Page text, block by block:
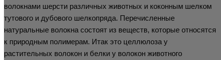
волокнами шерсти различных животных и коконным шелком
тутового и дубового шелкопряда. Перечисленные
натуральные волокна состоят из веществ, которые относятся
к природным полимерам. Итак это целлюлоза у
растительных волокон и белки у волокон животного